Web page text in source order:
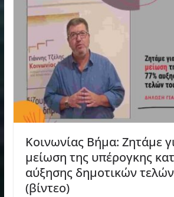
Κοινωνίας Βήμα: Ζητάμε
μείωση της υπέρογκης
αύξησης δημοτικών
(βίντεο)